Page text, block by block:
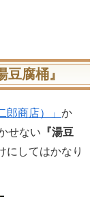
腐桶』
郎商店）」 か
せない 『湯豆
にしてはかなり